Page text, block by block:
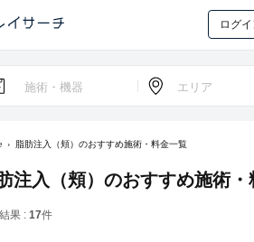
ログイ
› 脂肪注入（頬）のおすすめ施術・料金一覧
注入（頬）のおすすめ施術・
果 : 17件